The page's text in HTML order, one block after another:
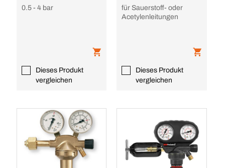
0.5 - 4 bar
Dieses Produkt
vergleichen
für Sauerstoff- oder
Acetylenleitungen
Dieses Produkt
vergleichen